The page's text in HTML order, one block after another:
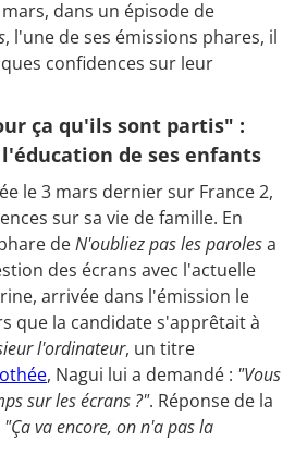
dans un épisode de
, l'une de ses émissions phares, il
confidences sur leur
ça qu'ils sont partis" :
de ses enfants
le 3 mars dernier sur France 2,
sur sa vie de famille. En
deN'oubliez pas les parolesa
des écrans avec l'actuelle
arrivée dans l'émission le
que la candidate s'apprêtait à
l'ordinateur, un titre
, Nagui lui a demandé : "Vous
sur les écrans ?". Réponse de la
"Ça va encore, on n'a pas la